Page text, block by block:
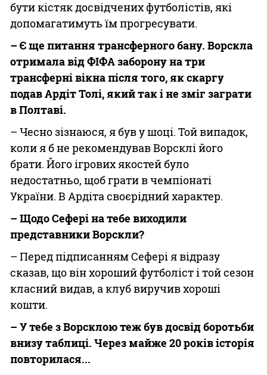
бути кістяк досвідчених футболістів, які
допомагатимуть їм прогресувати.
– Є ще питання трансферного бану. Ворскла
отримала від ФІФА заборону на три
трансферні вікна після того, як скаргу
подав Ардіт Толі, який так і не зміг заграти
в Полтаві.
– Чесно зізнаюся, я був у шоці. Той випадок,
коли я б не рекомендував Ворсклі його
брати. Його ігрових якостей було
недостатньо, щоб грати в чемпіонаті
України. В Ардіта своєрідний характер.
– Щодо Сефері на тебе виходили
представники Ворскли?
– Перед підписанням Сефері я відразу
сказав, що він хороший футболіст і той сезон
класний видав, а клуб виручив хороші
кошти.
– У тебе з Ворсклою теж був досвід боротьби
внизу таблиці. Через майже 20 років історія
повторилася...